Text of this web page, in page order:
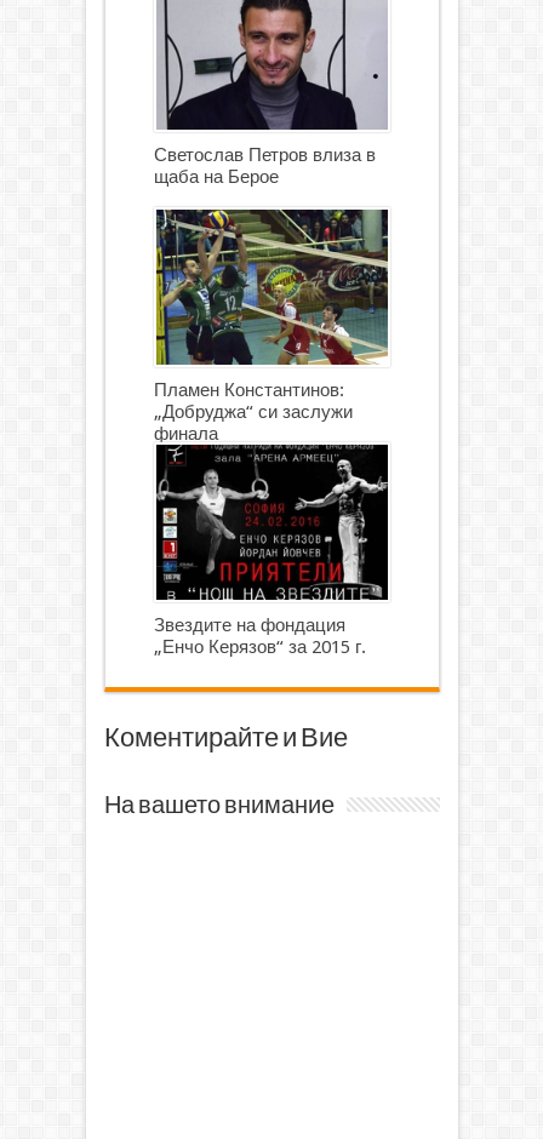
Светослав Петров влиза в
щаба на Берое
Пламен Константинов:
„Добруджа“ си заслужи
финала
Звездите на фондация
„Енчо Керязов“ за 2015 г.
Коментирайте и Вие
На вашето внимание